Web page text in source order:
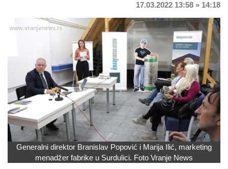
17.03.2022 13:58 » 14:18
Generalni direktor Branislav Popović i Marija Ilić, marketing
menadžer fabrike u Surdulici. Foto Vranje News